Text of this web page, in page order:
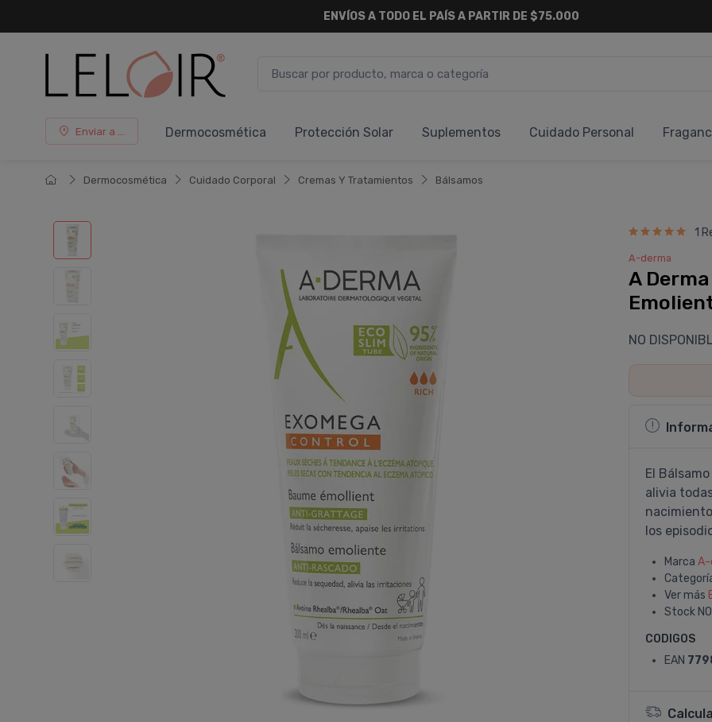
ENVÍOS A TODO EL PAÍS A PARTIR DE $75.000
Enviar a ... Dermocosmética Protección Solar Suplementos Cuidado Personal
Dermocosmética Cuidado Corporal Cremas Y Tratamientos Bálsamos
1
A-derma
A
NO
El
alivia
los
Marca A-
Ver más
Stock
CODIGOS
EAN